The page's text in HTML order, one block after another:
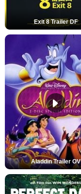
Exit 8 Trailer DF
Aladdin Trailer OV